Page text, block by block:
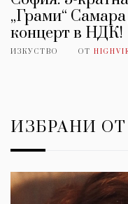
„Грами“
концерт в НДК!
ИЗКУСТВО ОТ
ИЗБРАНИ